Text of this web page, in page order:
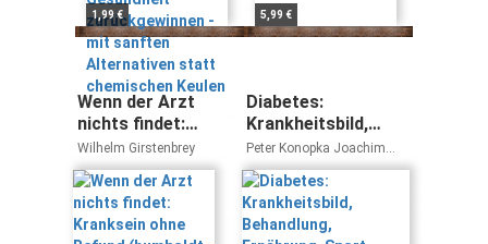
Alternativen
statt
chemischen
Keulen
1,99 € 5,99 €
Wenn der Arzt
nichts findet:
Kranksein ohne
Befund
(humboldt -
Medizin &
Gesundheit)
Wilhelm Girstenbrey
Diabetes:
Krankheitsbild,
Behandlung,
Ernährung, Sport,
Alltag Der
zuverlässige
Gesundheitsberater
Peter Konopka Joachim
Kunder